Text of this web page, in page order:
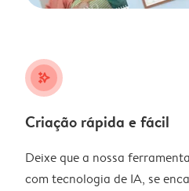
stars_plus
Criação rápida e fácil
Deixe que a nossa
com tecnologia de IA, se